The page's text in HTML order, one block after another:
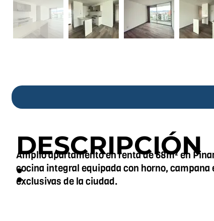
DESCRIPCIÓN
:
Amplio apartamento en renta de 68m² en
cocina integral equipada con horno,
exclusivas de la ciudad.